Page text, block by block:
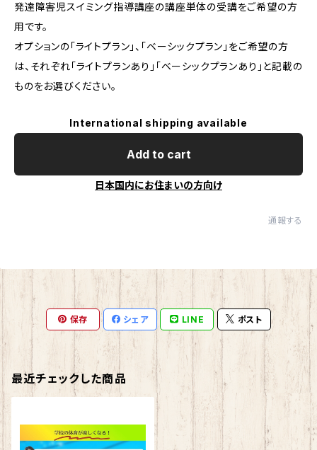
発達障害児スイミング指導講座の講座単体の受講をご希望の方
用です。
オプションの「ライトプラン」、「ベーシックプラン」をご希望の方
は、それぞれ「ライトプランあり」「ベーシックプランあり」と記載の
ものをお選びください。
International shipping available
Add to cart
日本国内にお住まいの方向け
通報する
保存 シェア LINE ポスト
最近チェックした商品